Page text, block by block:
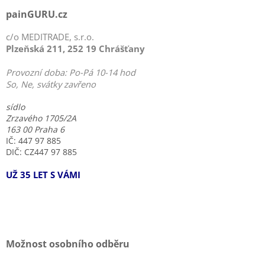
painGURU.cz
c/o MEDITRADE, s.r.o.
Plzeňská 211, 252 19 Chrášťany
Provozní doba: Po-Pá 10-14 hod
So, Ne, svátky zavřeno
sídlo
Zrzavého 1705/2A
163 00 Praha 6
IČ: 447 97 885
DIČ: CZ447 97 885
UŽ 35 LET S VÁMI
Možnost osobního odběru